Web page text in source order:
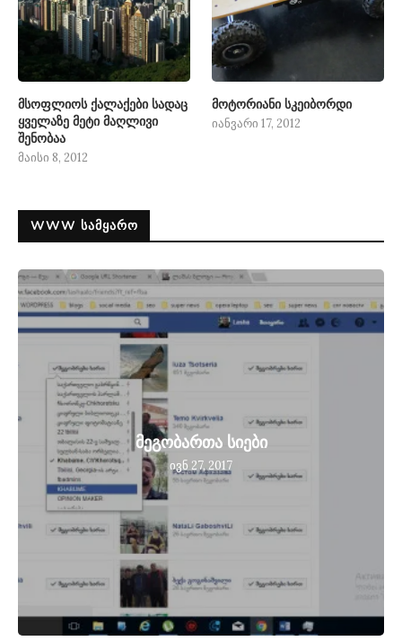
მსოფლიოს ქალაქები სადაც
ყველაზე მეტი მაღლივი
შენობაა
მაისი 8, 2012
მოტორიანი სკეიბორდი
იანვარი 17, 2012
WWW ᲡᲐᲛᲧᲐᲠᲝ
მეგობართა სიები
ივნ 27, 2017